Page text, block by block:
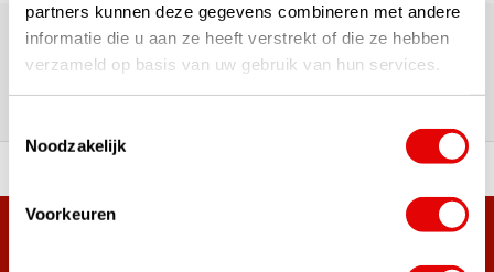
partners kunnen deze gegevens combineren met andere
informatie die u aan ze heeft verstrekt of die ze hebben
verzameld op basis van uw gebruik van hun services.
Noodzakelijk
Voorkeuren
180.000+ Klanten | 5.000+ Reviews | Trusted Shops, TrustPilot,
Google
Reviews: Onze klanten aan het
woord